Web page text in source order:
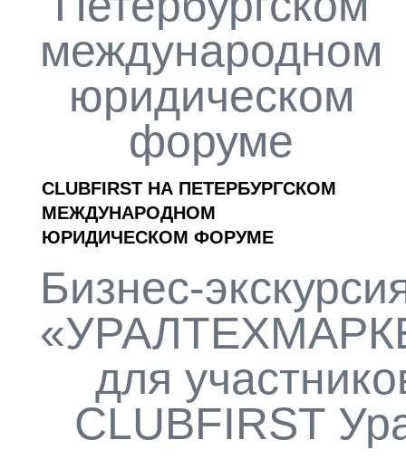
международном
юридическом
форуме
CLUBFIRST НА ПЕТЕРБУРГСКОМ
МЕЖДУНАРОДНОМ
ЮРИДИЧЕСКОМ ФОРУМЕ
Бизнес-
для
CLUBFIRST